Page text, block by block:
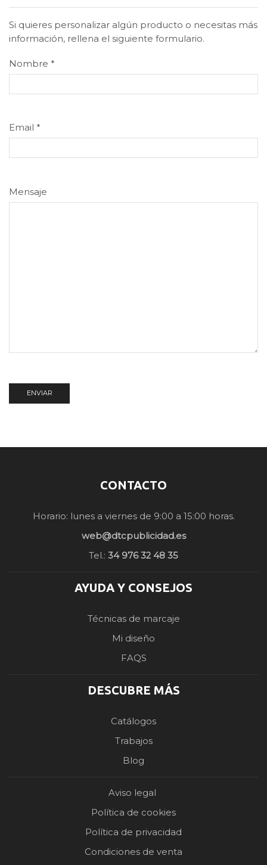
Si quieres personalizar algún producto o necesitas más
información, rellena el siguiente formulario.
Nombre *
Email *
Mensaje
CONTACTO
Horario: lunes a viernes de 9:00 a 15:00 horas.
web@dtcpublicidad.es
Tel.: 34 976 32 48 35
AYUDA Y CONSEJOS
Técnicas de marcaje
Mi diseño
FAQS
DESCUBRE MÁS
Catálogos
Trabajos
Blog
Aviso legal
Política de cookies
Política de privacidad
Condiciones de venta